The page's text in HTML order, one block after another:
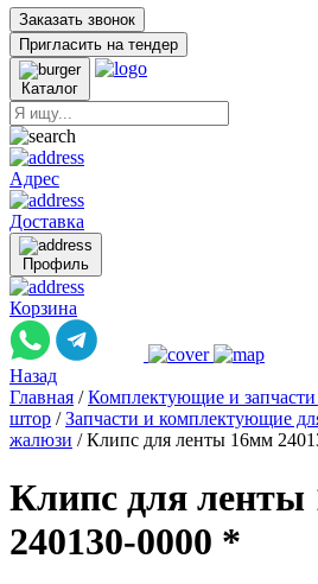
Заказать звонок
Пригласить на тендер
Каталог
Адрес
Доставка
Профиль
Корзина
Назад
Главная / Комплектующие и
штор / Запчасти и комплектующие
жалюзи / Клипс для ленты 16мм
Клипс для ленты
240130-0000 *